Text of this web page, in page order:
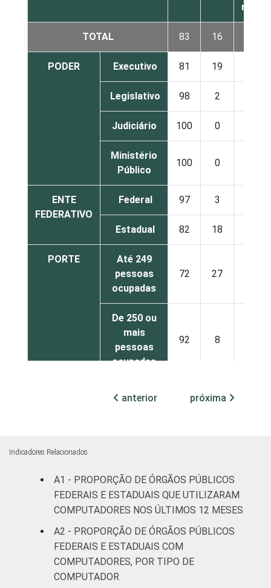
TOTAL 83 16
PODER Executivo 81 19
Legislativo 98 2
Judiciário 100 0
Ministério
Público
100 0
ENTE
FEDERATIVO
Federal 97 3
Estadual 82 18
PORTE
Até 249
pessoas
ocupadas
72 27
De 250 ou
mais
pessoas
ocupadas
92 8
¹Base: 1.641 órgãos públicos federais e
anterior próxima
Indicadores Relacionados
A1 - PROPORÇÃO DE ÓRGÃOS PÚBLICOS
FEDERAIS E ESTADUAIS QUE UTILIZARAM
COMPUTADORES NOS ÚLTIMOS 12 MESES
A2 - PROPORÇÃO DE ÓRGÃOS PÚBLICOS
FEDERAIS E ESTADUAIS COM
COMPUTADORES, POR TIPO DE
COMPUTADOR